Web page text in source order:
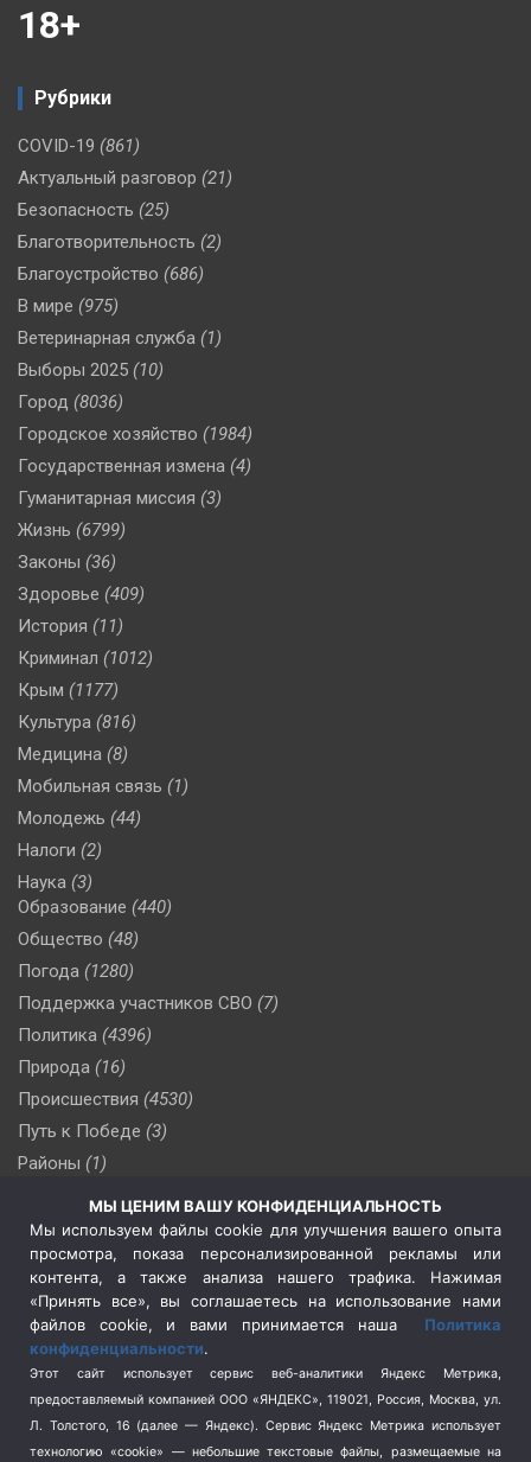
18+
Рубрики
COVID-19 (861)
Актуальный разговор (21)
Безопасность (25)
Благотворительность (2)
Благоустройство (686)
В мире (975)
Ветеринарная служба (1)
Выборы 2025 (10)
Город (8036)
Городское хозяйство (1984)
Государственная измена (4)
Гуманитарная миссия (3)
Жизнь (6799)
Законы (36)
Здоровье (409)
История (11)
Криминал (1012)
Крым (1177)
Культура (816)
Медицина (8)
Мобильная связь (1)
Молодежь (44)
Налоги (2)
Наука (3)
Образование (440)
Общество (48)
Погода (1280)
Поддержка участников СВО (7)
Политика (4396)
Природа (16)
Происшествия (4530)
Путь к Победе (3)
Районы (1)
(510)
Сельское хозяйство (3)
Социальная политика
(3)
Спецоперация в Украине
Спецоперация на Украине
(404)
Спорт (740)
Терроризм (1)
Транспорт (262)
МЫ ЦЕНИМ ВАШУ КОНФИДЕНЦИАЛЬНОСТЬ
Мы используем файлы cookie для улучшения вашего опыта
просмотра, показа персонализированной рекламы или
контента, а также анализа нашего трафика. Нажимая
«Принять все», вы соглашаетесь на использование нами
файлов cookie, и вами принимается наша Политика
конфиденциальности.
Этот сайт использует сервис веб-аналитики Яндекс Метрика,
предоставляемый компанией ООО «ЯНДЕКС», 119021, Россия, Москва, ул.
Л. Толстого, 16 (далее — Яндекс). Сервис Яндекс Метрика использует
технологию «cookie» — небольшие текстовые файлы, размещаемые на